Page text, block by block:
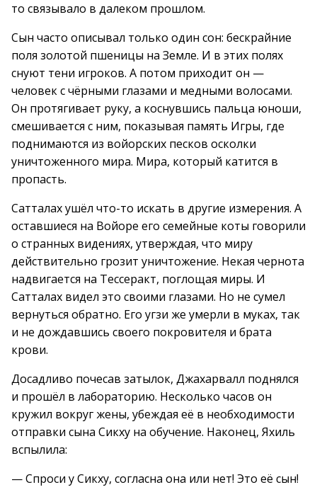
то связывало в далеком прошлом.
Сын часто описывал только один сон: бескрайние
поля золотой пшеницы на Земле. И в этих полях
снуют тени игроков. А потом приходит он —
человек с чёрными глазами и медными волосами.
Он протягивает руку, а коснувшись пальца юноши,
смешивается с ним, показывая память Игры, где
поднимаются из войорских песков осколки
уничтоженного мира. Мира, который катится в
пропасть.
Сатталах ушёл что-то искать в другие измерения. А
оставшиеся на Войоре его семейные коты говорили
о странных видениях, утверждая, что миру
действительно грозит уничтожение. Некая чернота
надвигается на Тессеракт, поглощая миры. И
Сатталах видел это своими глазами. Но не сумел
вернуться обратно. Его угзи же умерли в муках, так
и не дождавшись своего покровителя и брата
крови.
Досадливо почесав затылок, Джахарвалл поднялся
и прошёл в лабораторию. Несколько часов он
кружил вокруг жены, убеждая её в необходимости
отправки сына Сикху на обучение. Наконец, Яхиль
вспылила:
— Спроси у Сикху, согласна она или нет! Это её сын!